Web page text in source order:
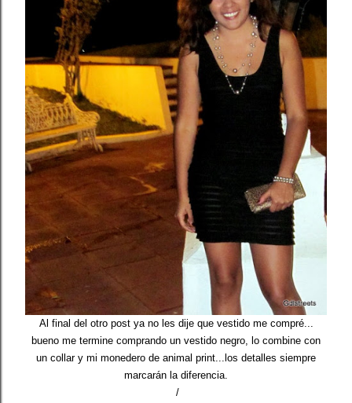
Al final del otro post ya no les dije que vestido me compré...
bueno me termine comprando un vestido negro, lo combine con
un collar y mi monedero de animal print...los detalles siempre
marcarán la diferencia.
/